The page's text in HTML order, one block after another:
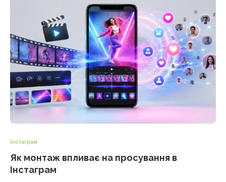
Інстаграм
Як монтаж впливає на просування в
Інстаграм